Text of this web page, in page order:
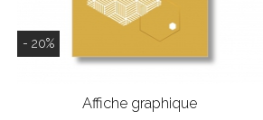
- 20%
Affiche graphique